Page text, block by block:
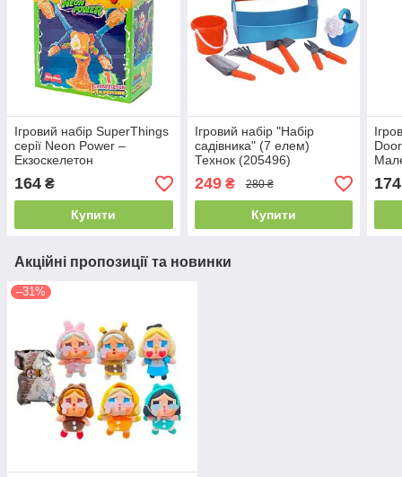
Ігровий набір SuperThings
серії Neon Power –
Екзоскелетон
164 ₴
Купити
Ігровий набір "Набір
садівника" (7 елем)
Технок (205496)
249₴ 280 ₴
Купити
174
Акційні пропозиції та новинки
–31%